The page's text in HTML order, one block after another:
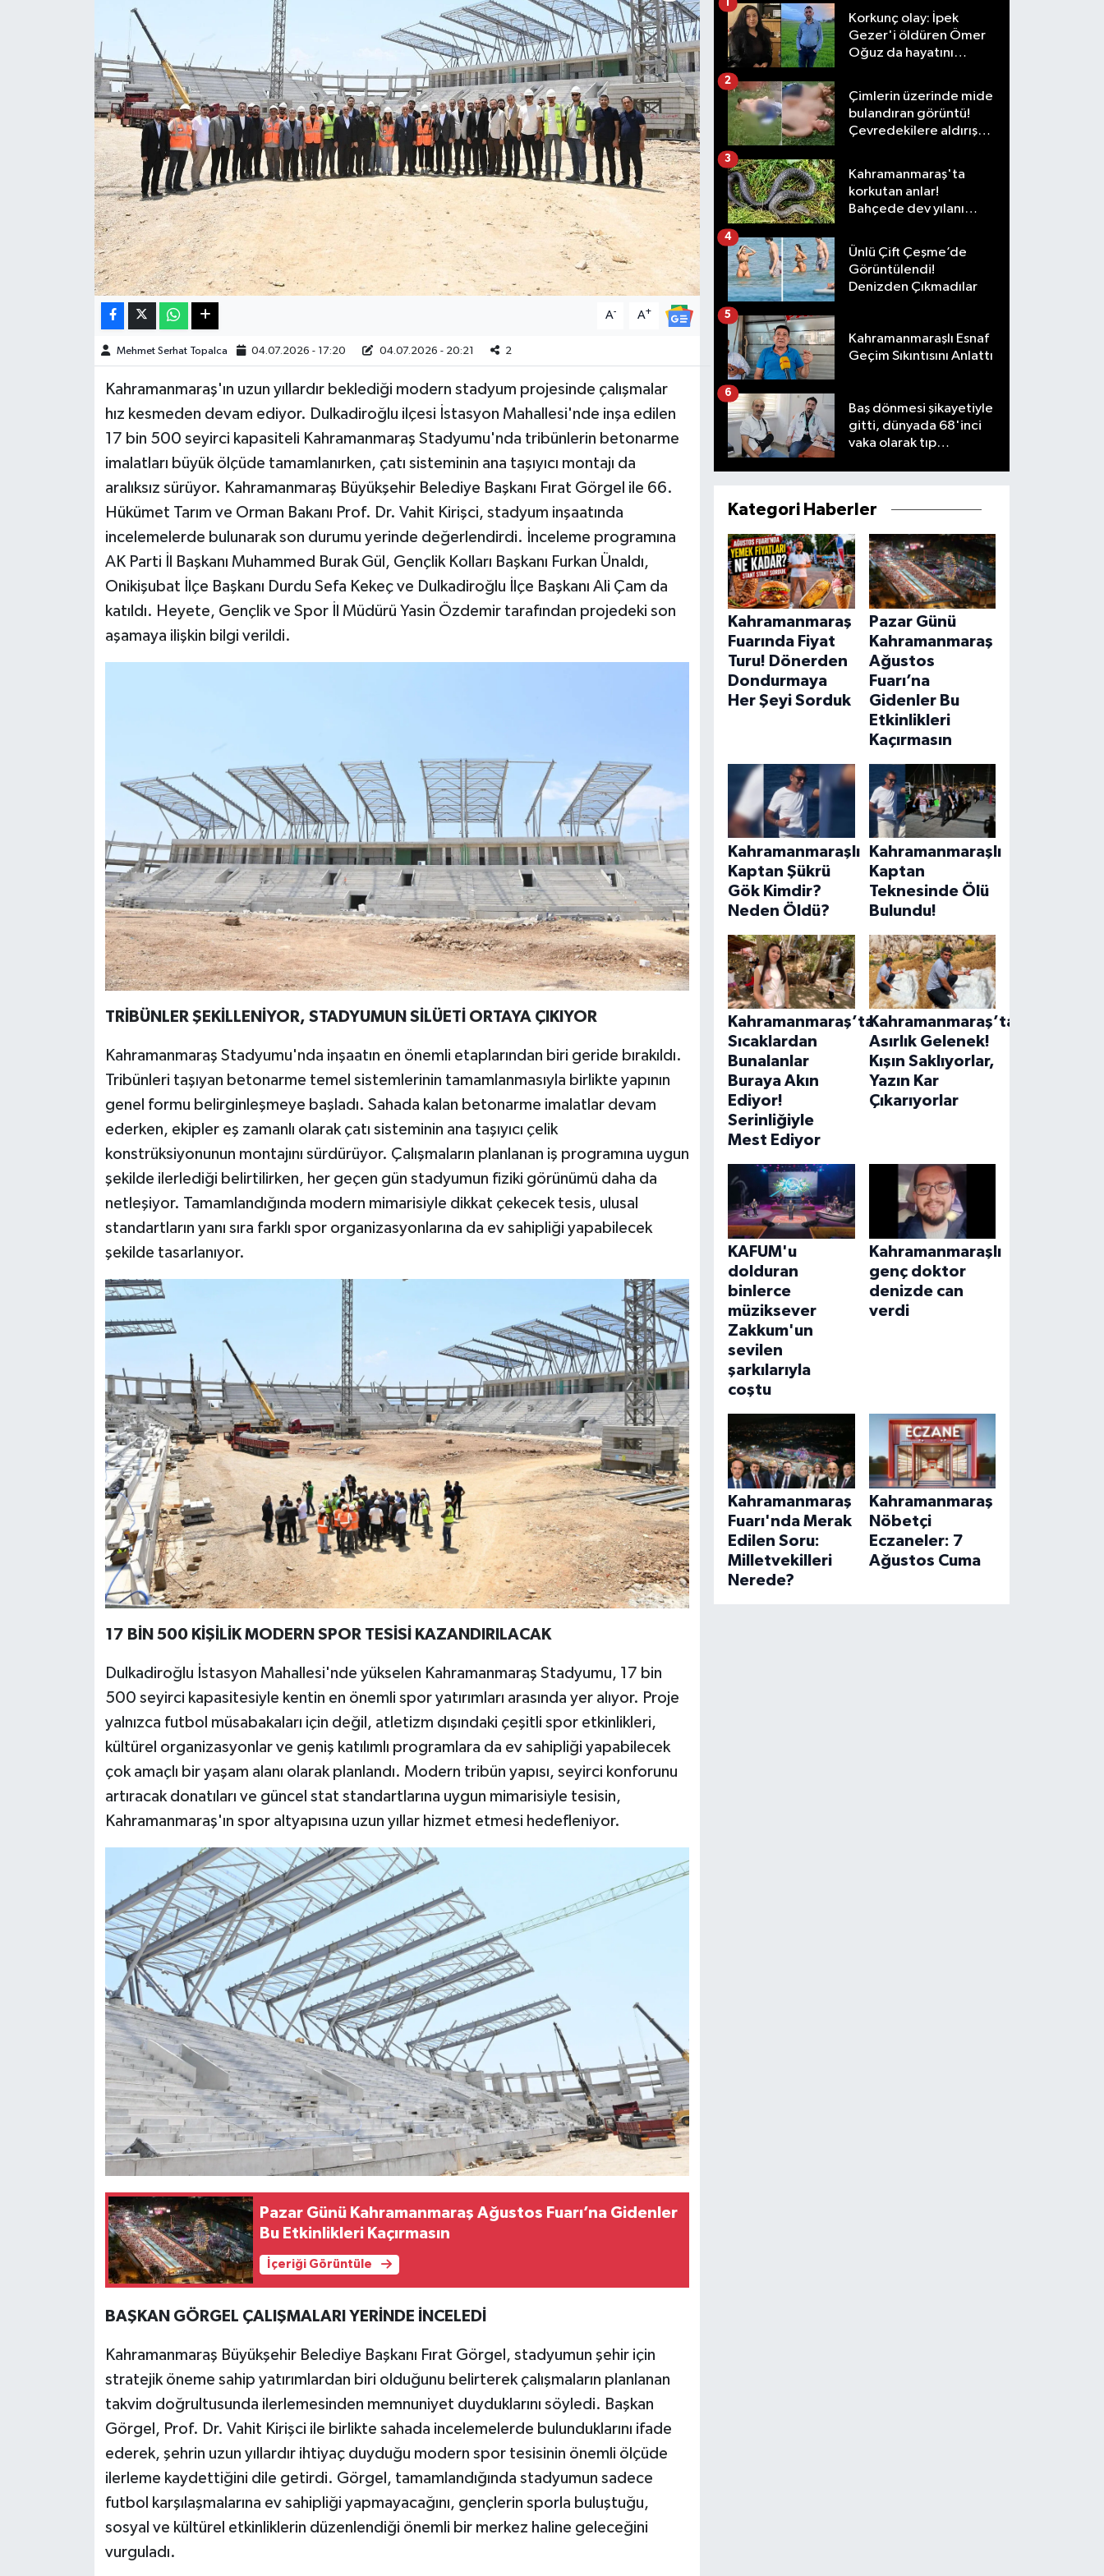
A- A+
Mehmet Serhat Topalca 04.07.2026 - 17:20 04.07.2026 - 20:21 2
Kahramanmaraş'ın uzun yıllardır beklediği modern stadyum projesinde çalışmalar
hız kesmeden devam ediyor. Dulkadiroğlu ilçesi İstasyon Mahallesi'nde inşa edilen
17 bin 500 seyirci kapasiteli Kahramanmaraş Stadyumu'nda tribünlerin betonarme
imalatları büyük ölçüde tamamlanırken, çatı sisteminin ana taşıyıcı montajı da
aralıksız sürüyor. Kahramanmaraş Büyükşehir Belediye Başkanı Fırat Görgel ile 66.
Hükümet Tarım ve Orman Bakanı Prof. Dr. Vahit Kirişci, stadyum inşaatında
incelemelerde bulunarak son durumu yerinde değerlendirdi. İnceleme programına
AK Parti İl Başkanı Muhammed Burak Gül, Gençlik Kolları Başkanı Furkan Ünaldı,
Onikişubat İlçe Başkanı Durdu Sefa Kekeç ve Dulkadiroğlu İlçe Başkanı Ali Çam da
katıldı. Heyete, Gençlik ve Spor İl Müdürü Yasin Özdemir tarafından projedeki son
aşamaya ilişkin bilgi verildi.
TRİBÜNLER ŞEKİLLENİYOR, STADYUMUN SİLÜETİ ORTAYA ÇIKIYOR
Kahramanmaraş Stadyumu'nda inşaatın en önemli etaplarından biri geride bırakıldı.
Tribünleri taşıyan betonarme temel sistemlerinin tamamlanmasıyla birlikte yapının
genel formu belirginleşmeye başladı. Sahada kalan betonarme imalatlar devam
ederken, ekipler eş zamanlı olarak çatı sisteminin ana taşıyıcı çelik
konstrüksiyonunun montajını sürdürüyor. Çalışmaların planlanan iş programına uygun
şekilde ilerlediği belirtilirken, her geçen gün stadyumun fiziki görünümü daha da
netleşiyor. Tamamlandığında modern mimarisiyle dikkat çekecek tesis, ulusal
standartların yanı sıra farklı spor organizasyonlarına da ev sahipliği yapabilecek
şekilde tasarlanıyor.
17 BİN 500 KİŞİLİK MODERN SPOR TESİSİ KAZANDIRILACAK
Dulkadiroğlu İstasyon Mahallesi'nde yükselen Kahramanmaraş Stadyumu, 17 bin
500 seyirci kapasitesiyle kentin en önemli spor yatırımları arasında yer alıyor. Proje
yalnızca futbol müsabakaları için değil, atletizm dışındaki çeşitli spor etkinlikleri,
kültürel organizasyonlar ve geniş katılımlı programlara da ev sahipliği yapabilecek
çok amaçlı bir yaşam alanı olarak planlandı. Modern tribün yapısı, seyirci konforunu
artıracak donatıları ve güncel stat standartlarına uygun mimarisiyle tesisin,
Kahramanmaraş'ın spor altyapısına uzun yıllar hizmet etmesi hedefleniyor.
Pazar Günü Kahramanmaraş Ağustos Fuarı’na Gidenler
Bu Etkinlikleri Kaçırmasın
İçeriği Görüntüle
BAŞKAN GÖRGEL ÇALIŞMALARI YERİNDE İNCELEDİ
Kahramanmaraş Büyükşehir Belediye Başkanı Fırat Görgel, stadyumun şehir için
stratejik öneme sahip yatırımlardan biri olduğunu belirterek çalışmaların planlanan
takvim doğrultusunda ilerlemesinden memnuniyet duyduklarını söyledi. Başkan
Görgel, Prof. Dr. Vahit Kirişci ile birlikte sahada incelemelerde bulunduklarını ifade
ederek, şehrin uzun yıllardır ihtiyaç duyduğu modern spor tesisinin önemli ölçüde
ilerleme kaydettiğini dile getirdi. Görgel, tamamlandığında stadyumun sadece
futbol karşılaşmalarına ev sahipliği yapmayacağını, gençlerin sporla buluştuğu,
sosyal ve kültürel etkinliklerin düzenlendiği önemli bir merkez haline geleceğini
vurguladı.
Korkunç olay: İpek
Gezer'i öldüren Ömer
Oğuz da hayatını
1
Çimlerin üzerinde mide
bulandıran görüntü!
Çevredekilere aldırış
2
Kahramanmaraş'ta
korkutan anlar!
Bahçede dev yılanı
3
Ünlü Çift Çeşme’de
Görüntülendi!
Denizden Çıkmadılar
4
Kahramanmaraşlı Esnaf
Geçim Sıkıntısını Anlattı
5
Baş dönmesi şikayetiyle
gitti, dünyada 68'inci
vaka olarak tıp
6
Kategori Haberler
Kahramanmaraş
Fuarında Fiyat
Turu! Dönerden
Dondurmaya
Her Şeyi Sorduk
Pazar Günü
Kahramanmaraş
Ağustos
Fuarı’na
Gidenler Bu
Etkinlikleri
Kaçırmasın
Kahramanmaraşlı
Kaptan Şükrü
Gök Kimdir?
Neden Öldü?
Kahramanmaraşlı
Kaptan
Teknesinde Ölü
Bulundu!
Kahramanmaraş’ta
Sıcaklardan
Bunalanlar
Buraya Akın
Ediyor!
Serinliğiyle
Mest Ediyor
Kahramanmaraş’ta
Asırlık Gelenek!
Kışın Saklıyorlar,
Yazın Kar
Çıkarıyorlar
KAFUM'u
dolduran
binlerce
müziksever
Zakkum'un
sevilen
şarkılarıyla
coştu
Kahramanmaraşlı
genç doktor
denizde can
verdi
Kahramanmaraş
Fuarı'nda Merak
Edilen Soru:
Milletvekilleri
Nerede?
Kahramanmaraş
Nöbetçi
Eczaneler: 7
Ağustos Cuma
Haberde İnsan
Kültür Sanat
Magazin
Manşet Altı
Manşetler
Resmi İlan
SürManşet
Teknoloji
KAHRAMANMARAŞ